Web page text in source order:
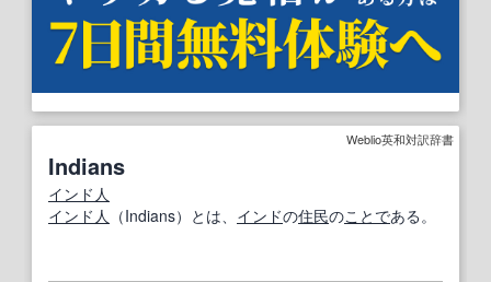
Weblio英和対訳辞書
Indians
インド人
インド人 （Indians）とは、 インドの住民のことである。